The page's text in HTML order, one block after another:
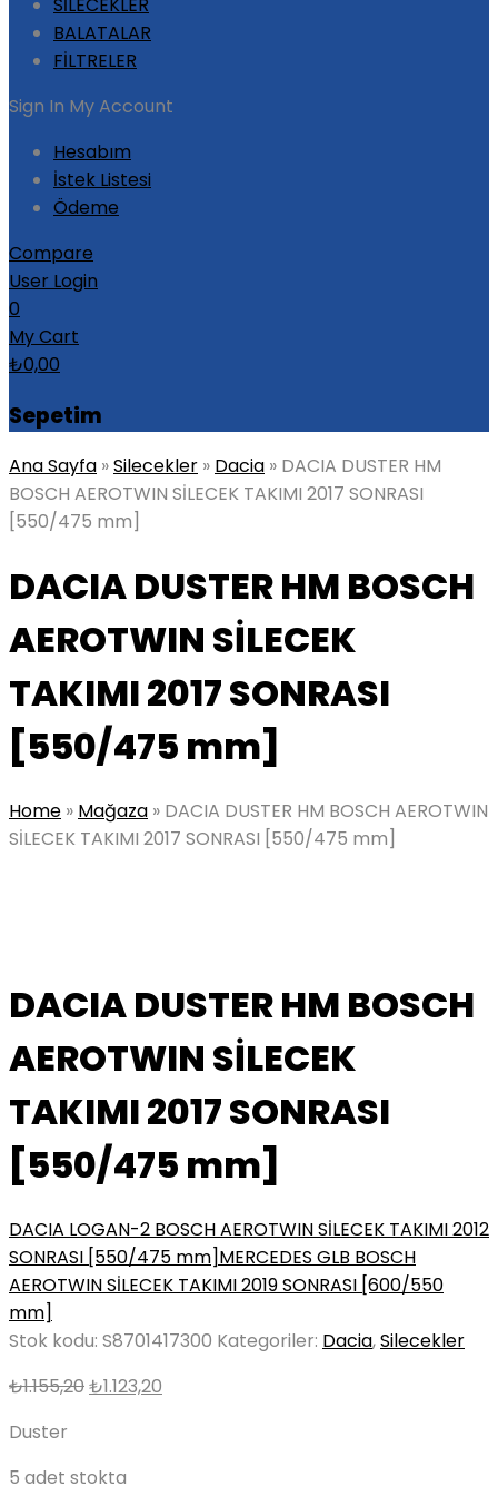
BALATALAR
FİLTRELER
Sign In My Account
Hesabım
İstek Listesi
Ödeme
Compare
User Login
0
My Cart
₺0,00
Sepetim
Ana Sayfa »Silecekler » Dacia » DACIA DUSTER HM
BOSCH AEROTWIN SİLECEK TAKIMI 2017 SONRASI
[550/475 mm]
DACIA DUSTER HM BOSCH
AEROTWIN SİLECEK
TAKIMI 2017 SONRASI
[550/475 mm]
Home » Mağaza » DACIA DUSTER HM BOSCH AEROTWIN
SİLECEK TAKIMI 2017 SONRASI [550/475 mm]
DACIA DUSTER HM BOSCH
AEROTWIN SİLECEK
TAKIMI 2017 SONRASI
[550/475 mm]
DACIA LOGAN-2 BOSCH AEROTWIN SİLECEK TAKIMI 2012
SONRASI [550/475 mm]MERCEDES GLB BOSCH
AEROTWIN SİLECEK TAKIMI 2019 SONRASI [600/550
mm]
Stok kodu: S8701417300 Kategoriler: Dacia,Silecekler
₺1.155,20Orijinal
₺1.123,20
Duster
5 adet stokta